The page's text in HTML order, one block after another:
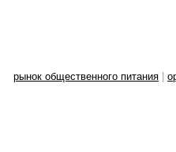
рынок общественного питания